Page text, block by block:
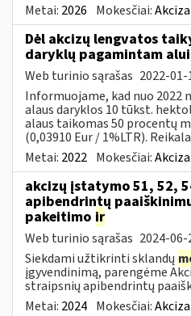
Metai: 2026 Mokesčiai:
Dėl akcizų lengvatos
daryklų pagamintam alui
Web turinio sąrašas 2022-01-
Informuojame, kad nuo 2022
alaus daryklos 10 tūkst.
alaus taikomas 50 procentų
(0,03910 Eur / 1%LTR).
Metai: 2022 Mokesčiai:
akcizų įstatymo 51, 52,
apibendrintų
pakeitimo ir
Web turinio sąrašas 2024-06-
Siekdami užtikrinti sklandų
įgyvendinimą, parengėme
straipsnių apibendrintų
Metai: 2024 Mokesčiai: